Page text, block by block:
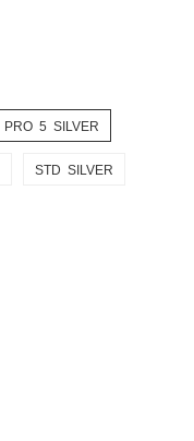
PRO 5 SILVER
STD SILVER